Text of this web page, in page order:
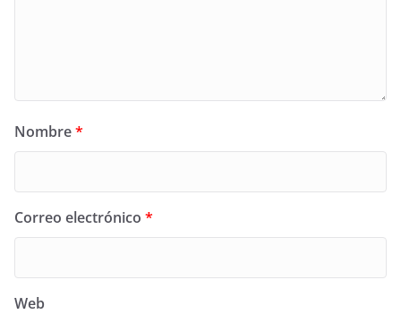
Nombre*
Correo electrónico *
Web